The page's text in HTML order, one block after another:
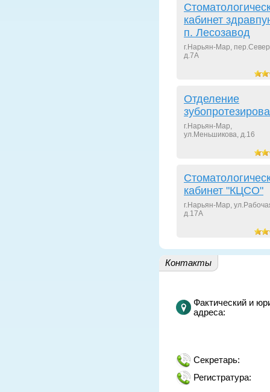
кабинет
п. Лесозавод
г.Нарьян-Мар,
д.7А
Отделение
г.Нарьян-Мар,
ул.Меньшикова, д.16
кабинет "КЦСО"
г.Нарьян-Мар,
д.17А
Контакты
Фактический и
адреса:
Секретарь:
Регистратура: